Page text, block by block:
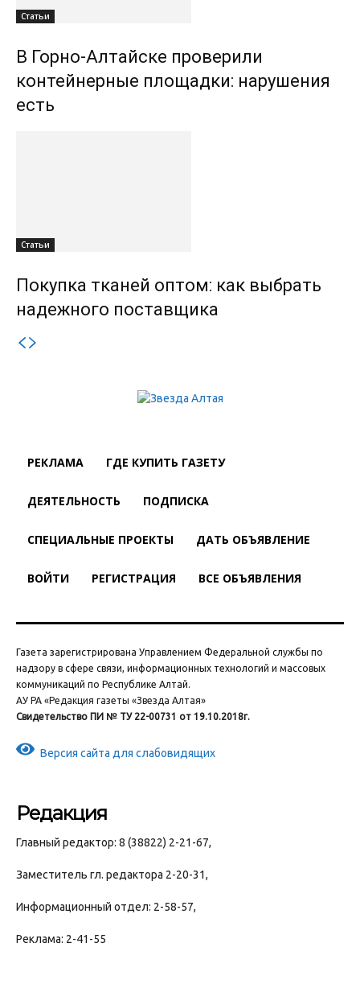
Статьи
В Горно-Алтайске проверили
контейнерные площадки: нарушения
есть
Статьи
Покупка тканей оптом: как выбрать
надежного поставщика
РЕКЛАМА ГДЕ КУПИТЬ ГАЗЕТУ
ДЕЯТЕЛЬНОСТЬ ПОДПИСКА
СПЕЦИАЛЬНЫЕ ПРОЕКТЫ ДАТЬ ОБЪЯВЛЕНИЕ
ВОЙТИ РЕГИСТРАЦИЯ ВСЕ ОБЪЯВЛЕНИЯ
Газета зарегистрирована Управлением Федеральной службы по
надзору в сфере связи, информационных технологий и массовых
коммуникаций по Республике Алтай.
АУ РА «Редакция газеты «Звезда Алтая»
Свидетельство ПИ № ТУ 22-00731 от 19.10.2018г.
Версия сайта для слабовидящих
Редакция
Главный редактор: 8 (38822) 2-21-67,
Заместитель гл. редактора 2-20-31,
Информационный отдел: 2-58-57,
Реклама: 2-41-55